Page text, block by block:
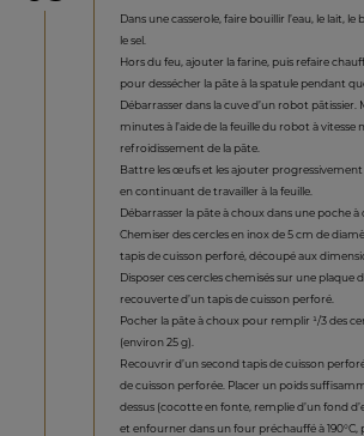
Dans une casserole, faire bouillir l’eau, le lait, le
le sel.
Hors du feu, ajouter la farine, puis refaire
pour dessécher la pâte à la spatule pendant
Débarrasser dans la cuve d’un robot pâtissier.
minutes à l’aide de la feuille du robot à vitesse
refroidissement de la pâte.
Battre les œufs et les ajouter
en continuant de travailler à la feuille.
Débarrasser la pâte à choux dans une poche à
Chemiser des cercles en inox de 5 cm de
tapis de cuisson perforé, découpé aux
Disposer ces cercles chemisés sur une plaque
recouverte d’un tapis de cuisson perforé.
Pocher la pâte à choux pour remplir ¹/3 des
(environ 25 g).
Recouvrir d’un second tapis de cuisson
de cuisson perforée. Placer un poids
dessus (cocotte en fonte, remplie d’un fond
et enfourner dans un four préchauffé à 190°C,